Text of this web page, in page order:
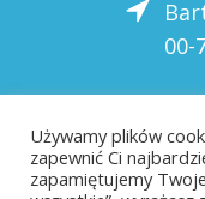
00-
Używamy plików
zapewnić Ci
zapamiętujemy